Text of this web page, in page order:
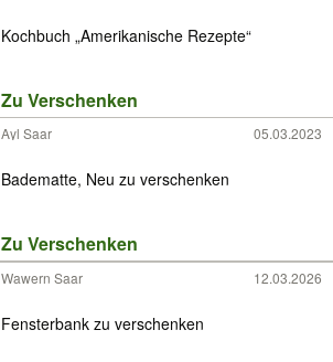
Kochbuch „Amerikanische Rezepte“
Zu Verschenken
Ayl Saar 05.03.2023
Badematte, Neu zu verschenken
Zu Verschenken
Wawern Saar 12.03.2026
Fensterbank zu verschenken